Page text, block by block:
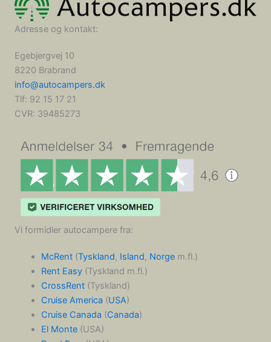
Adresse og kontakt:
Egebjergvej 10
8220 Brabrand
info@autocampers.dk
Tlf: 92 15 17 21
CVR: 39485273
Vi formidler autocampere fra:
McRent(Tyskland, Island, Norgem.fl.)
Rent Easy(Tyskland m.fl.)
CrossRent(Tyskland)
Cruise America (USA)
Cruise Canada (Canada)
El Monte(USA)